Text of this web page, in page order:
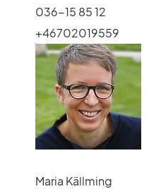
036-15 85 12
+46702019559
Maria Källming